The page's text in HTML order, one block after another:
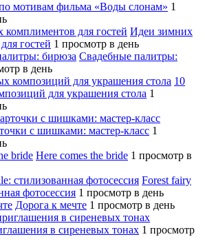
по мотивам фильма «Воды слонам» 1
Идеи зимних
гостей 1 просмотр в день
Свадебные палитры:
в день
10
для украшения стола 1
с шишками: мастер-класс 1
Here comes the bride 1 просмотр в
Forest fairy
фотосессия 1 просмотр в день
Дорога к мечте 1 просмотр в день
в сиреневых тонах 1 просмотр